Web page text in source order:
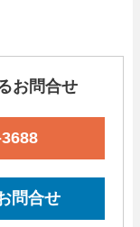
お問合せ
問合せ